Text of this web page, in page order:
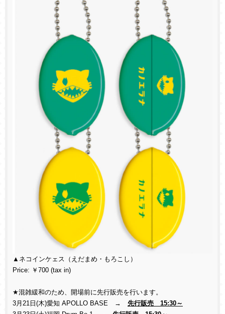
▲ネコインケェス（えだまめ・もろこし）
Price: ￥700 (tax in)
★混雑緩和のため、開場前に先行販売を行います。
3月21日(木)愛知 APOLLO BASE → 先行販売 15:30～